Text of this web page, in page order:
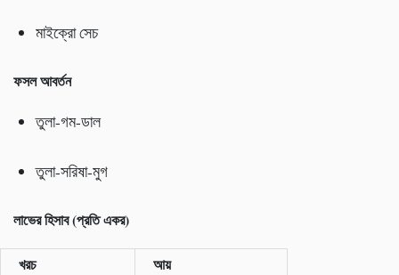
মাইক্রো সেচ
ফসল আবর্তন
তুলা-গম-ডাল
তুলা-সরিষা-মুগ
লাভের হিসাব (প্রতি একর)
খরচ আয়